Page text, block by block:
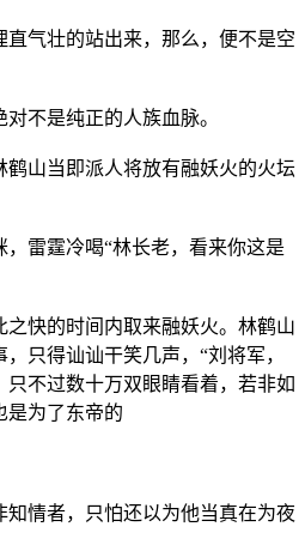
直气壮的站出来，那么，便不是空
不是纯正的人族血脉。
山当即派人将放有融妖火的火坛
雷霆冷喝“林长老，看来你这是
快的时间内取来融妖火。林鹤山
只得讪讪干笑几声，“刘将军，
不过数十万双眼睛看着，若非如
是为了东帝的
情者，只怕还以为他当真在为夜